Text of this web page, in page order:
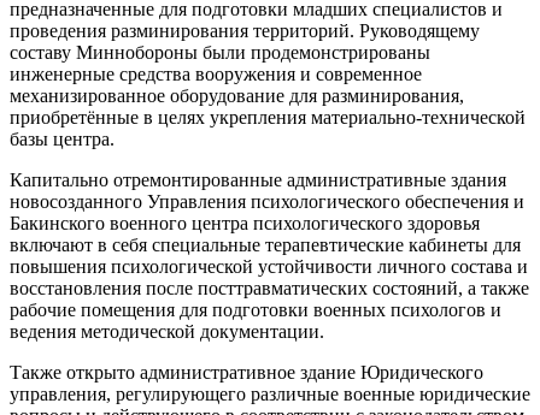
предназначенные для подготовки младших специалистов и
проведения разминирования территорий. Руководящему
составу Миннобороны были продемонстрированы
инженерные средства вооружения и современное
механизированное оборудование для разминирования,
приобретённые в целях укрепления материально-технической
базы центра.
Капитально отремонтированные административные здания
новосозданного Управления психологического обеспечения и
Бакинского военного центра психологического здоровья
включают в себя специальные терапевтические кабинеты для
повышения психологической устойчивости личного состава и
восстановления после посттравматических состояний, а также
рабочие помещения для подготовки военных психологов и
ведения методической документации.
Также открыто административное здание Юридического
управления, регулирующего различные военные юридические